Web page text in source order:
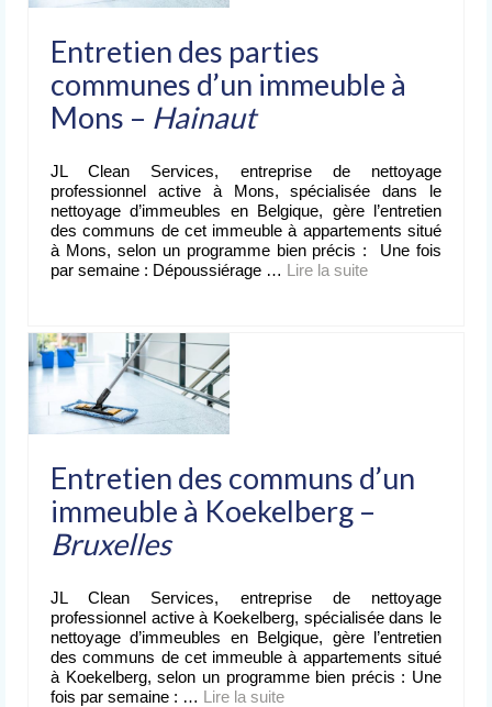
Entretien des parties
communes d’un immeuble à
Mons – Hainaut
JL Clean Services, entreprise de nettoyage
professionnel active à Mons, spécialisée dans le
nettoyage d’immeubles en Belgique, gère l’entretien
des communs de cet immeuble à appartements situé
à Mons, selon un programme bien précis : Une fois
par semaine : Dépoussiérage … Lire la suite­­
Entretien des communs d’un
immeuble à Koekelberg –
Bruxelles
JL Clean Services, entreprise de nettoyage
professionnel active à Koekelberg, spécialisée dans le
nettoyage d’immeubles en Belgique, gère l’entretien
des communs de cet immeuble à appartements situé
à Koekelberg, selon un programme bien précis : Une
fois par semaine : … Lire la suite­­